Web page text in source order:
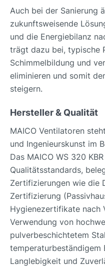
Auch bei der Sanierung
zukunftsweisende
und die Energiebilanz
trägt dazu bei, typische
Schimmelbildung und
eliminieren und somit
steigern.
Hersteller & Qualität
MAICO Ventilatoren
und Ingenieurskunst im
Das MAICO WS 320
Qualitätsstandards,
Zertifizierungen wie die
Zertifizierung
Hygienezertifikate nach
Verwendung von
pulverbeschichtetem
temperaturbeständigem
Langlebigkeit und